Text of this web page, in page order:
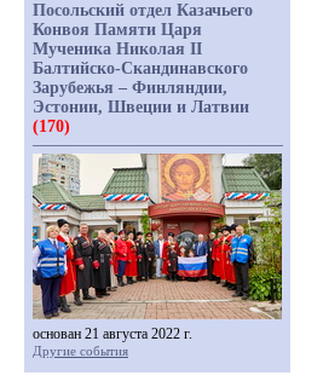
Посольский отдел Казачьего
Конвоя Памяти Царя
Мученика Николая II
Балтийско-Скандинавского
Зарубежья – Финляндии,
Эстонии, Швеции и Латвии
(170)
основан 21 августа 2022 г.
Другие события